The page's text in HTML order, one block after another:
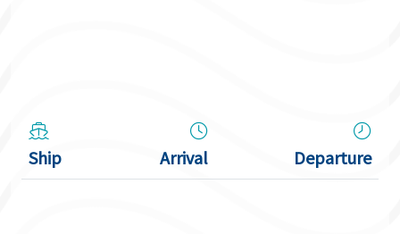
Ship Arrival Departure